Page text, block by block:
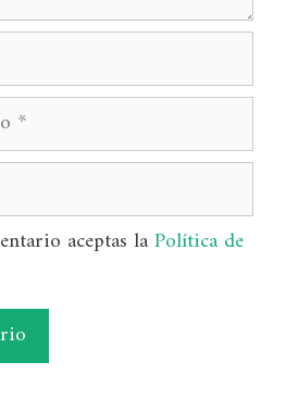
aceptas laPolítica de